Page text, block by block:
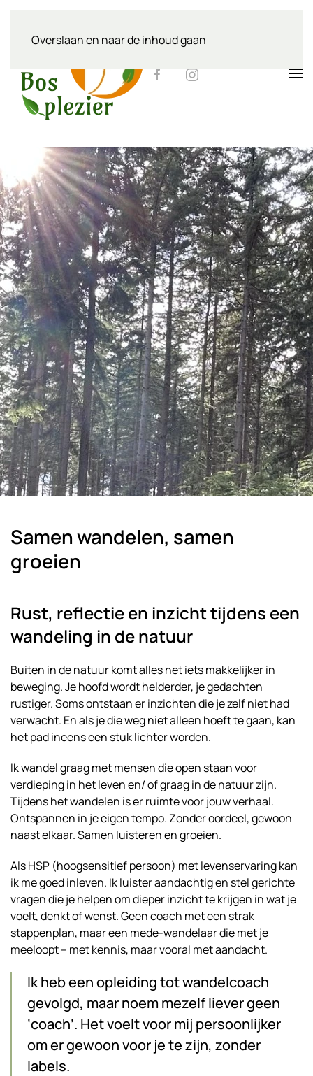
Overslaan en naar de inhoud gaan
Samen wandelen, samen
groeien
Rust, reflectie en inzicht tijdens een
wandeling in de natuur
Buiten in de natuur komt alles net iets makkelijker in
beweging. Je hoofd wordt helderder, je gedachten
rustiger. Soms ontstaan er inzichten die je zelf niet had
verwacht. En als je die weg niet alleen hoeft te gaan, kan
het pad ineens een stuk lichter worden.
Ik wandel graag met mensen die open staan voor
verdieping in het leven en/ of graag in de natuur zijn.
Tijdens het wandelen is er ruimte voor jouw verhaal.
Ontspannen in je eigen tempo. Zonder oordeel, gewoon
naast elkaar. Samen luisteren en groeien.
Als HSP (hoogsensitief persoon) met levenservaring kan
ik me goed inleven. Ik luister aandachtig en stel gerichte
vragen die je helpen om dieper inzicht te krijgen in wat je
voelt, denkt of wenst. Geen coach met een strak
stappenplan, maar een mede-wandelaar die met je
meeloopt – met kennis, maar vooral met aandacht.
Ik heb een opleiding tot wandelcoach
gevolgd, maar noem mezelf liever geen
‘coach’. Het voelt voor mij persoonlijker
om er gewoon voor je te zijn, zonder
labels.